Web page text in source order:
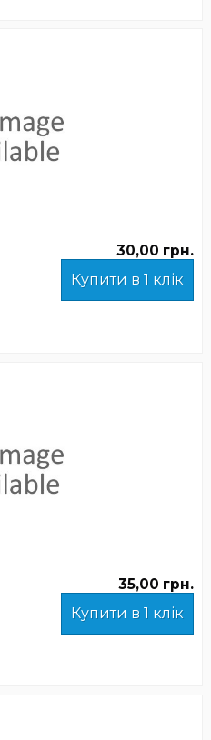
30,00 грн.
Купити в 1 клік
35,00 грн.
Купити в 1 клік